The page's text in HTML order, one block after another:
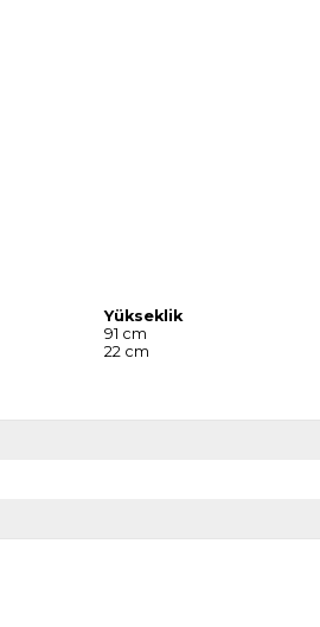
Yükseklik
91 cm
22 cm